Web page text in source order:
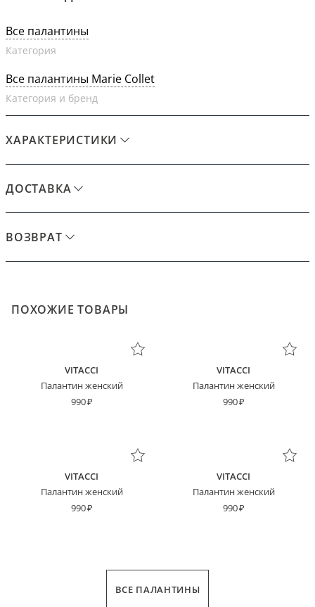
Все палантины
Категория
Все палантины Marie Collet
Категория и бренд
ХАРАКТЕРИСТИКИ
ДОСТАВКА
ВОЗВРАТ
ПОХОЖИЕ ТОВАРЫ
VITACCI
Палантин женский
990
VITACCI
Палантин женский
990
VITACCI
Палантин женский
990
VITACCI
Палантин женский
990
ВСЕ ПАЛАНТИНЫ